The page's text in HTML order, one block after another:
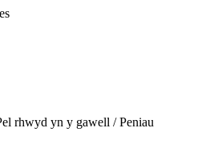
/ Pel rhwyd yn y gawell / Peniau